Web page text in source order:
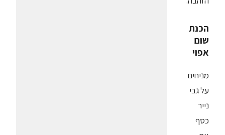
הכנת
שום
אפוי
מניחים
על גבי
נייר
כסף